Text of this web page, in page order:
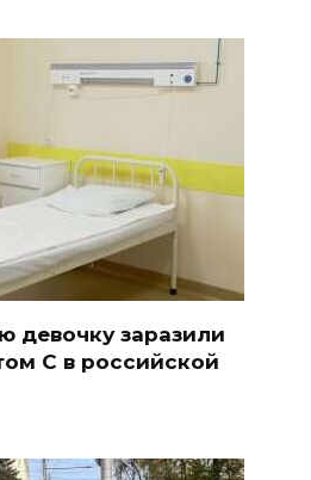
девочку заразили
С в российской